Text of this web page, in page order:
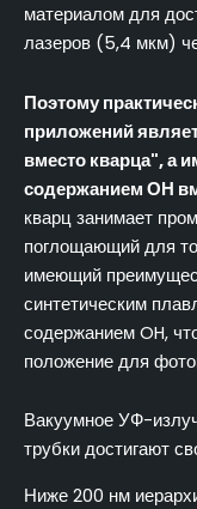
материалом для
лазеров (5,4 мкм)
Поэтому
приложений
вместо кварца", а
содержанием ОН
кварц занимает
поглощающий для
имеющий
синтетическим
содержанием OH,
положение для
Вакуумное УФ-
трубки достигают
Ниже 200 нм